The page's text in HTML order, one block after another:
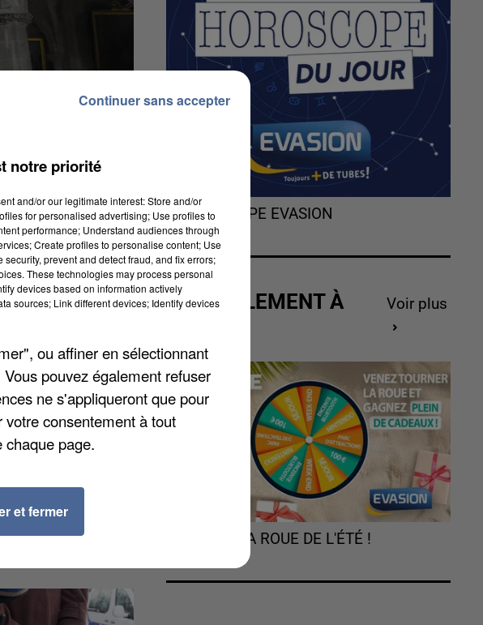
DRAC Centre-
été identifiés et
deux œuvres
allouée. Plus
L'HOROSCOPE EVASION
ACTUELLEMENT À
Voir plus
TOURNEZ LA ROUE DE L'ÉTÉ !
notre priorité
and/or our legitimate interest: Store and/or
for personalised advertising; Use profiles to
performance; Understand audiences through
Create profiles to personalise content; Use
prevent and detect fraud, and fix errors;
These technologies may process personal
devices based on information actively
sources; Link different devices; Identify devices
ou affiner en sélectionnant
pouvez également refuser
ne s'appliqueront que pour
consentement à tout
page.
et fermer
Continuer sans accepter